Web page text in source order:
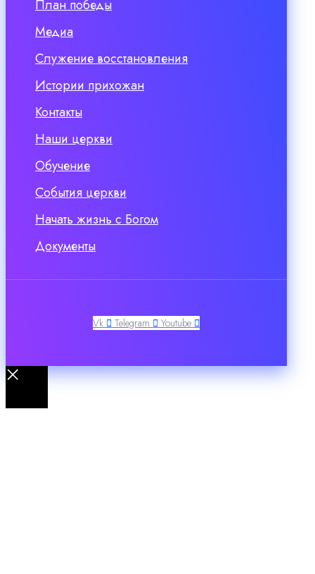
План победы
Медиа
Служение восстановления
Истории прихожан
Контакты
Наши церкви
Обучение
События церкви
Начать жизнь с Богом
Документы
Vk Telegram Youtube